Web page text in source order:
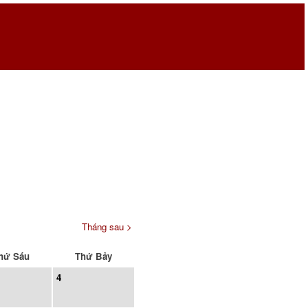
Tháng sau >
Sáu
Thứ Bảy
4